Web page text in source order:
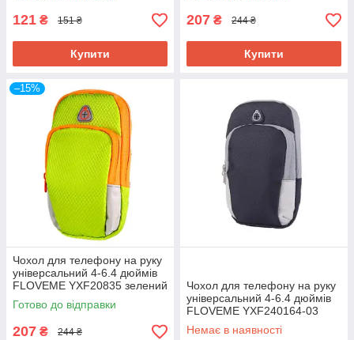
121 ₴ 151 ₴
Купити
207 ₴ 244 ₴
Купити
–15%
Чохол для телефону на руку
універсальний 4-6.4 дюймів
FLOVEME YXF20835 зелений
Готово до відправки
207 ₴ 244 ₴
Чохол для телефону на руку
універсальний 4-6.4 дюймів
FLOVEME YXF240164-03
чорний
Немає в наявності